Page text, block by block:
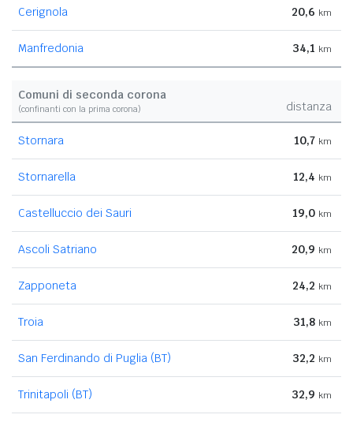
Cerignola 20,6 km
Manfredonia 34,1 km
Comuni di seconda corona
(confinanti con la prima corona) distanza
Stornara 10,7 km
Stornarella 12,4 km
Castelluccio dei Sauri 19,0 km
Ascoli Satriano 20,9 km
Zapponeta 24,2 km
Troia 31,8 km
San Ferdinando di Puglia (BT) 32,2 km
Trinitapoli (BT) 32,9 km